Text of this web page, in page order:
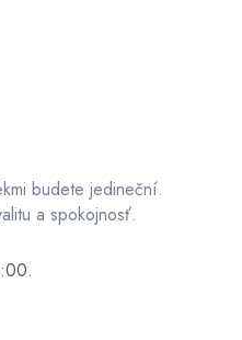
budete jedineční.
a spokojnosť.